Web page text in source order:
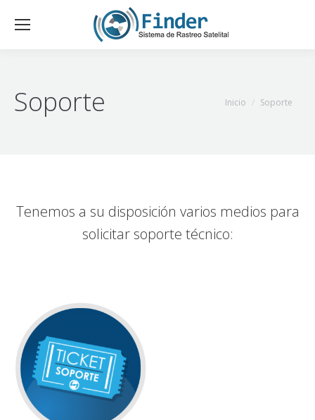
Soporte Estás aquí:
Inicio Soporte
Tenemos a su disposición varios medios para
solicitar soporte técnico: